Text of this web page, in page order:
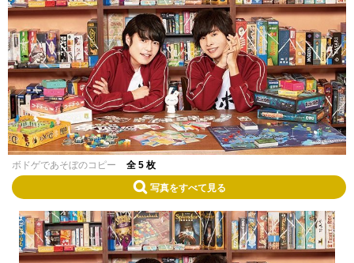
ボドゲであそぼのコピー 全 5 枚
写真をすべて見る